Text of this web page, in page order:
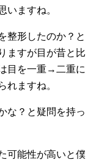
いますね。
整形したのか？と
ますが目が昔と比
目を一重→二重に
れますね。
な？と疑問を持っ
可能性が高いと僕